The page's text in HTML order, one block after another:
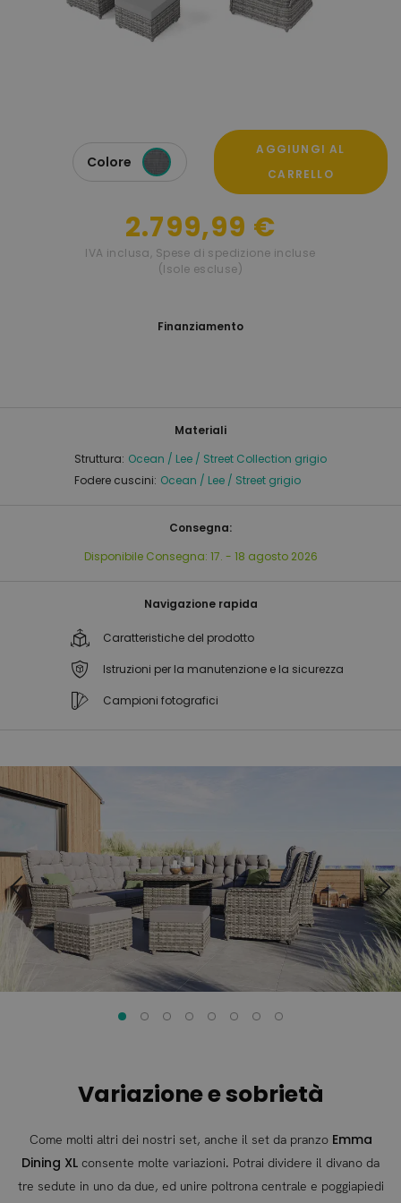
Colore
AGGIUNGI AL
CARRELLO
2.799,99 €
IVA inclusa, Spese di spedizione incluse
(Isole escluse)
Materiali
Struttura: Ocean / Lee / Street Collection grigio
Fodere cuscini: Ocean / Lee / Street grigio
Consegna:
Disponibile Consegna: 17. - 18 agosto 2026
Navigazione rapida
Caratteristiche del prodotto
Istruzioni per la manutenzione e la sicurezza
Campioni fotografici
Finanziamento
alla
immagini
all'inizio
immagini
Variazione e sobrietà
Come molti altri dei nostri set, anche il set da pranzo Emma
Dining XL consente molte variazioni. Potrai dividere il divano da
tre sedute in uno da due, ed unire poltrona centrale e poggiapiedi